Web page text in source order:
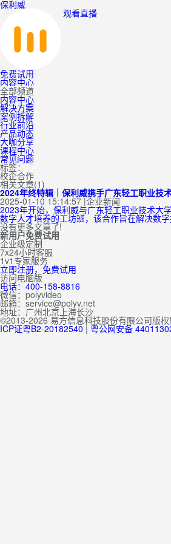
保利威
观看直播
免费试用
内容中心
全部频道
内容中心
解决方案
案例拆解
行业前沿
产品动态
大咖分享
课程中心
常见问题
标签：
校企合作
相关文章(1)
2024年终特辑｜保利威携手广东轻工职业技
2025-01-10 15:14:57 |企业新闻
2023年开始，保利威与广东轻工职业技术大
数字人才培养的工坊班，该合作旨在解决数
没有更多文章了!
新用户免费试用
企业级定制
7x24小时客服
1v1专家服务
立即注册，免费试用
访问电脑版
电话：400-158-8816
微信：polyvideo
邮箱：service@polyv.net
地址： 广州北京 上海长沙
©2013-2026 易方信息科技股份有限公司版权
ICP证粤B2-20182540 | 粤公网安备